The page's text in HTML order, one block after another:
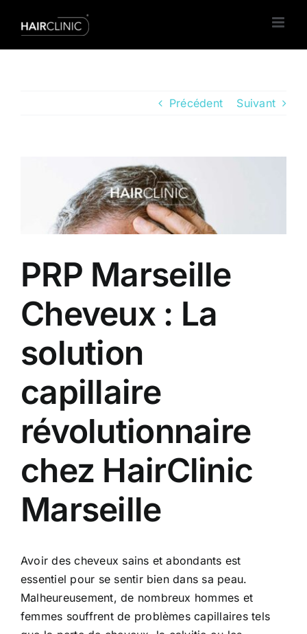
Précédent Suivant
agrandie
PRP Marseille
Cheveux : La
solution
capillaire
révolutionnaire
chez HairClinic
Marseille
Avoir des cheveux sains et abondants est
essentiel pour se sentir bien dans sa peau.
Malheureusement, de nombreux hommes et
femmes souffrent de problèmes capillaires tels